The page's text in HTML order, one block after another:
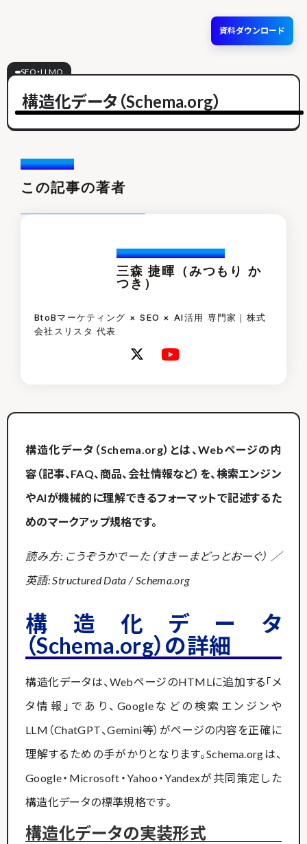
資料ダウンロード
SEO・LLMO
構造化データ（Schema.org）
Writer /
この記事の著者
Katuski.Mitsumori
三森 捷暉（みつもり か
つき）
BtoBマーケティング × SEO × AI活用 専門家｜株式
会社スリスタ 代表
構造化データ（Schema.org）とは、Webページの内
容（記事、FAQ、商品、会社情報など）を、検索エンジン
やAIが機械的に理解できるフォーマットで記述するた
めのマークアップ規格です。
読み方: こうぞうかでーた（すきーまどっとおーぐ） ／
英語: Structured Data / Schema.org
構造化データ
（Schema.org）の詳細
構造化データは、WebページのHTMLに追加する「メ
タ情報」であり、Googleなどの検索エンジンや
LLM（ChatGPT、Gemini等）がページの内容を正確に
理解するための手がかりとなります。Schema.orgは、
Google・Microsoft・Yahoo・Yandexが共同策定した
構造化データの標準規格です。
構造化データの実装形式